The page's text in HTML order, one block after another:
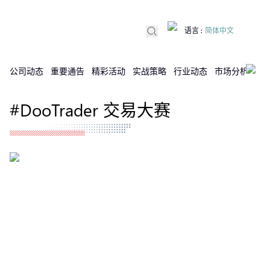
公司动态 重要通告 精彩活动 实战策略 行业动态 市场分析
语言 : 简体中文
#DooTrader 交易大赛